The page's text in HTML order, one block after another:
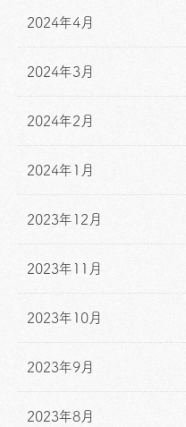
2024年4月
2024年3月
2024年2月
2024年1月
2023年12月
2023年11月
2023年10月
2023年9月
2023年8月